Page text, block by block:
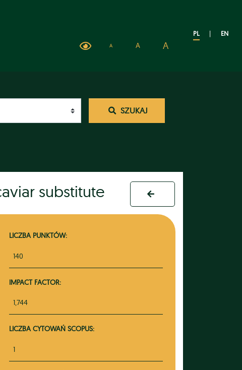
PL | EN
A A A
SZUKAJ
substitute
LICZBA PUNKTÓW:
140
IMPACT FACTOR:
1,744
LICZBA CYTOWAŃ SCOPUS:
1